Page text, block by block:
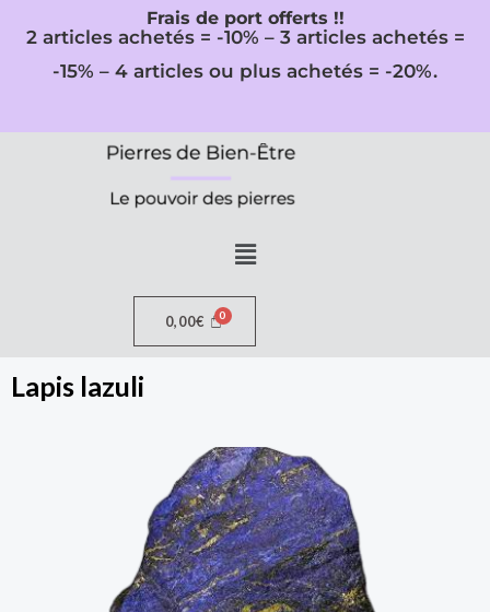
contenu
Frais de port offerts !!
2 articles achetés = -10% – 3 articles achetés =
-15% – 4 articles ou plus achetés = -20%.
Menu
0,00€
Lapis lazuli